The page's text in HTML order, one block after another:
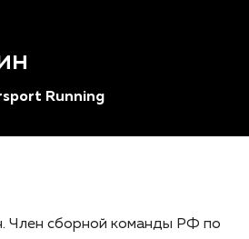
Running
Член сборной команды РФ по